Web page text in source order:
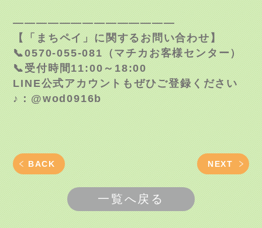
——————————————
【「まちペイ」に関するお問い合わせ】
📞0570-055-081（マチカお客様センター）
📞受付時間11:00～18:00
LINE公式アカウントもぜひご登録ください
♪：@wod0916b
BACK NEXT
一覧へ戻る